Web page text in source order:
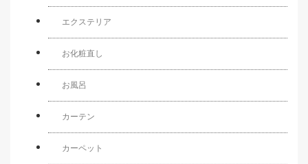
エクステリア
お化粧直し
お風呂
カーテン
カーペット